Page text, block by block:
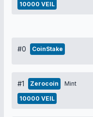
10000 VEIL
#0 CoinStake
#1 Zerocoin Mint
10000 VEIL